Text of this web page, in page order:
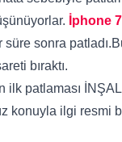
İphone 7
süre sonra
bıraktı.
ilk patlaması
konuyla ilgi resmi